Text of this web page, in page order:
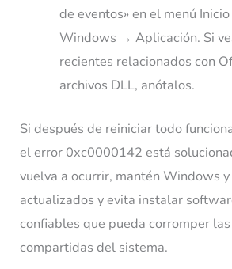
de eventos» en el menú
Windows → Aplicación. Si
recientes relacionados con
archivos DLL, anótalos.
Si después de reiniciar todo
el error 0xc0000142 está
vuelva a ocurrir, mantén Windows
actualizados y evita instalar
confiables que pueda corromper
compartidas del sistema.